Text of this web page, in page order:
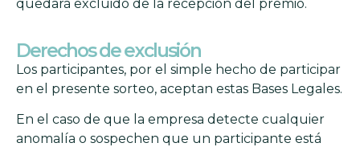
quedará excluido de la recepción del premio.
Derechos de exclusión
Los participantes, por el simple hecho de participar
en el presente sorteo, aceptan estas Bases Legales.
En el caso de que la empresa detecte cualquier
anomalía o sospechen que un participante está